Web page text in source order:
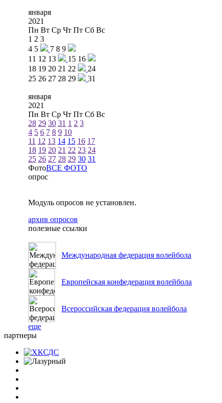
января
2021
Пн Вт Ср Чт Пт Сб Вс
1 2 3
4 5 7 8 9
11 12 13 15 16
18 19 20 21 22
24
25 26 27 28 29 31
января
2021
Пн Вт Ср Чт Пт Сб Вс
28 29 30 31 1 2 3
4 5 6 7 8 9 10
11 12 13 14 15 16 17
18 19 20 21 22 23 24
25 26 27 28 29 30 31
ФотоВСЕ ФОТО
опрос
Модуль опросов не установлен.
архив опросов
полезные ссылки
Международная федерация волейбола
Европейская конфедерация волейбола
Всероссийская федерация волейбола
еще
партнеры